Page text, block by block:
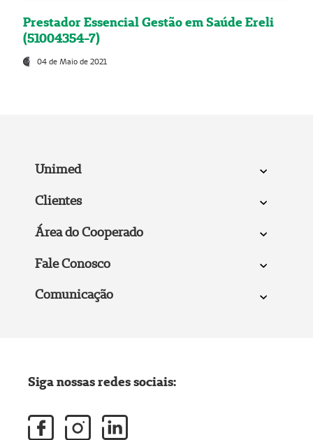
Prestador Essencial Gestão em Saúde Ereli
(51004354-7)
04 de Maio de 2021
Unimed
Clientes
Área do Cooperado
Fale Conosco
Comunicação
Siga nossas redes sociais: